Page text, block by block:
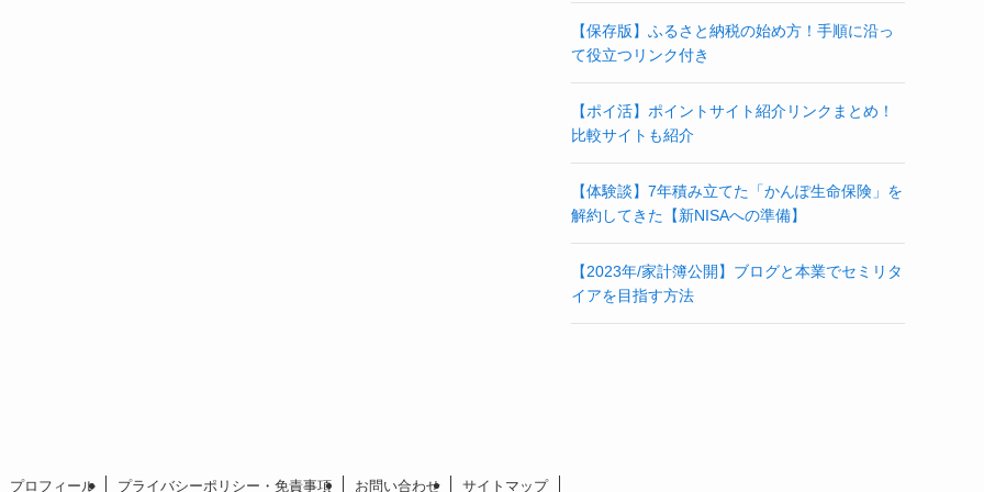
【保存版】ふるさと納税の始め方！手順に沿っ
て役立つリンク付き
【ポイ活】ポイントサイト紹介リンクまとめ！
比較サイトも紹介
【体験談】7年積み立てた「かんぽ生命保険」を
解約してきた【新NISAへの準備】
【2023年/家計簿公開】ブログと本業でセミリタ
イアを目指す方法
プロフィール プライバシーポリシー・免責事項 お問い合わせ サイトマップ